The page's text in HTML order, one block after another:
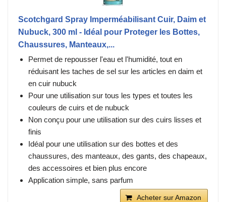
Scotchgard Spray Imperméabilisant Cuir, Daim et
Nubuck, 300 ml - Idéal pour Proteger les Bottes,
Chaussures, Manteaux,...
Permet de repousser l'eau et l'humidité, tout en
réduisant les taches de sel sur les articles en daim et
en cuir nubuck
Pour une utilisation sur tous les types et toutes les
couleurs de cuirs et de nubuck
Non conçu pour une utilisation sur des cuirs lisses et
finis
Idéal pour une utilisation sur des bottes et des
chaussures, des manteaux, des gants, des chapeaux,
des accessoires et bien plus encore
Application simple, sans parfum
Acheter sur Amazon